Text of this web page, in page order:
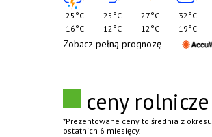
ceny rolnicze
*Prezentowane ceny to średnia z okresu
ostatnich 6 miesięcy.
25°C
16°C
25°C
12°C
27°C
12°C
32°C
19°C
Zobacz pełną prognozę